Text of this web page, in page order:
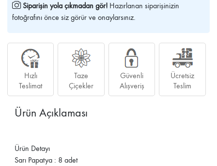
Siparişin yola çıkmadan gör! Hazırlanan siparişinizin
fotoğrafını önce siz görür ve onaylarsınız.
Hızlı
Teslimat
Taze
Çiçekler
Güvenli
Alışveriş
Ücretsiz
Teslim
Ürün Açıklaması
Ürün Detayı
Sarı Papatya : 8 adet